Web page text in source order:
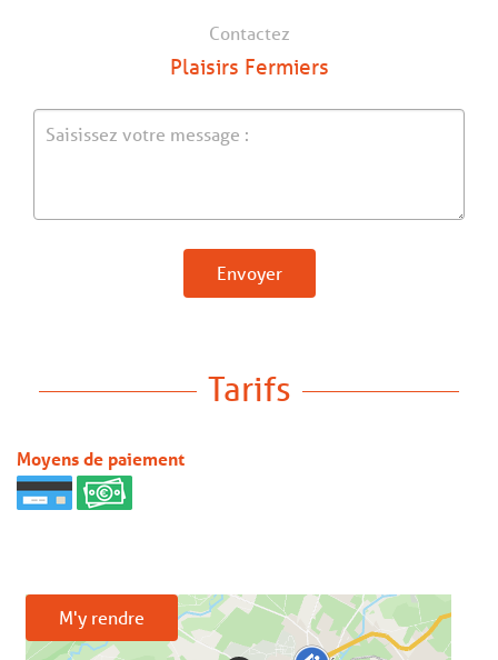
Contactez
Plaisirs Fermiers
Envoyer
Tarifs
Moyens de paiement
M'y rendre